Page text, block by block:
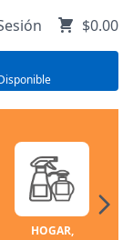
$0.00
HOGAR,